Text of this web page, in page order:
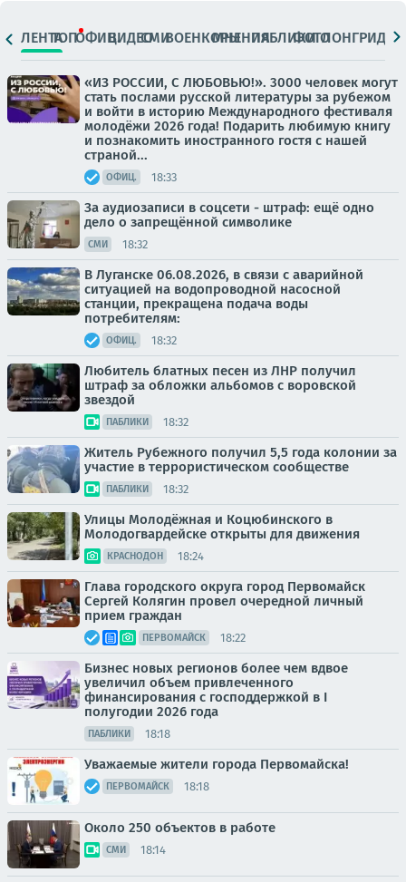
ЛЕНТАТОПОФИЦ.ВИДЕОСМИВОЕНКОРЫМНЕНИЯПАБЛИКИ
ФОТОЛОНГРИДЫ
«ИЗ РОССИИ, С ЛЮБОВЬЮ!». 3000 человек могут
стать послами русской литературы за рубежом
и войти в историю Международного фестиваля
молодёжи 2026 года! Подарить любимую книгу
и познакомить иностранного гостя с нашей
страной...
ОФИЦ. 18:33
За аудиозаписи в соцсети - штраф: ещё одно
дело о запрещённой символике
СМИ 18:32
В Луганске 06.08.2026, в связи с аварийной
ситуацией на водопроводной насосной
станции, прекращена подача воды
потребителям:
ОФИЦ. 18:32
Любитель блатных песен из ЛНР получил
штраф за обложки альбомов с воровской
звездой
ПАБЛИКИ 18:32
Житель Рубежного получил 5,5 года колонии за
участие в террористическом сообществе
ПАБЛИКИ 18:32
Улицы Молодёжная и Коцюбинского в
Молодогвардейске открыты для движения
КРАСНОДОН 18:24
Глава городского округа город Первомайск
Сергей Колягин провел очередной личный
прием граждан
ПЕРВОМАЙСК 18:22
Бизнес новых регионов более чем вдвое
увеличил объем привлеченного
финансирования с господдержкой в I
полугодии 2026 года
ПАБЛИКИ 18:18
Уважаемые жители города Первомайска!
ПЕРВОМАЙСК 18:18
Около 250 объектов в работе
СМИ 18:14